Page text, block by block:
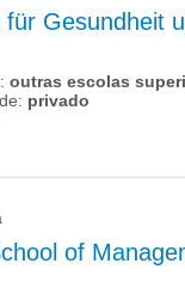
für Gesundheit
outras escolas
privado
of